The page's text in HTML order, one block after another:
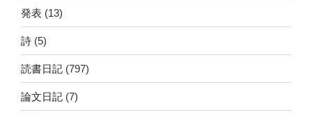
発表 (13)
詩 (5)
読書日記 (797)
論文日記 (7)